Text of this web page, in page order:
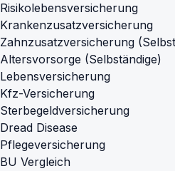
Risikolebensversicherung
Krankenzusatzversicherung
Zahnzusatzversicherung
Altersvorsorge (Selbständige)
Lebensversicherung
Kfz-Versicherung
Sterbegeldversicherung
Dread Disease
Pflegeversicherung
BU Vergleich